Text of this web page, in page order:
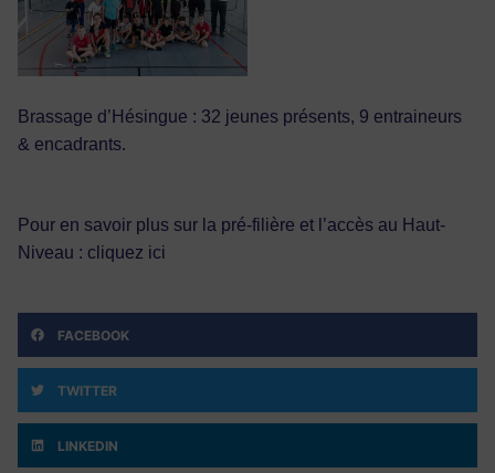
Brassage d’Hésingue : 32 jeunes présents, 9 entraineurs
& encadrants.
Pour en savoir plus sur la pré-filière et l’accès au Haut-
Niveau : cliquez ici
FACEBOOK
TWITTER
LINKEDIN